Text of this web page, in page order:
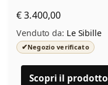
€ 3.400,00
Venduto da: Le Sibille
✔Negozio verificato
Scopri il prodotto